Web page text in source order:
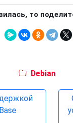
то
Debian